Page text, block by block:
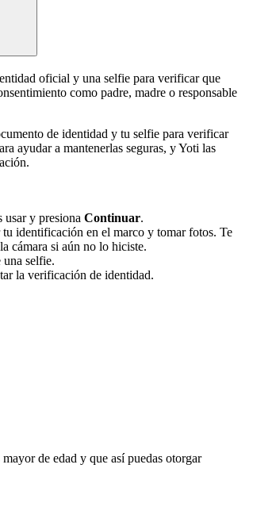
oficial y una selfie para verificar que
como padre, madre o responsable
de identidad y tu selfie para verificar
ayudar a mantenerlas seguras, y Yoti las
usar y presiona Continuar.
identificación en el marco y tomar fotos. Te
cámara si aún no lo hiciste.
una selfie.
la verificación de identidad.
de edad y que así puedas otorgar